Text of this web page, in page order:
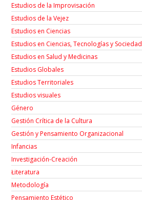
Estudios de la Improvisación
Estudios de la Vejez
Estudios en Ciencias
Estudios en Ciencias, Tecnologías y Sociedad
Estudios en Salud y Medicinas
Estudios Globales
Estudios Territoriales
Estudios visuales
Género
Gestión Crítica de la Cultura
Gestión y Pensamiento Organizacional
Infancias
Investigación-Creación
Łiteratura
Metodología
Pensamiento Estético